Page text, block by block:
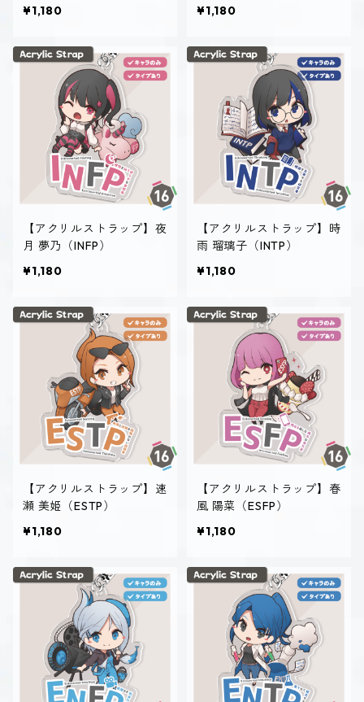
¥1,180
¥1,180
【アクリルストラップ】夜
月 夢乃（INFP）
¥1,180
【アクリルストラップ】時
雨 瑠璃子（INTP）
¥1,180
【アクリルストラップ】速
瀬 美姫（ESTP）
¥1,180
【アクリルストラップ】春
風 陽菜（ESFP）
¥1,180